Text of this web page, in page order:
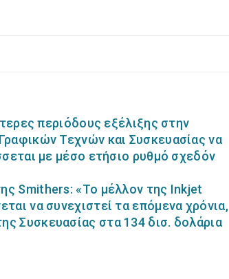
περιόδους εξέλιξης στην
Τεχνών και Συσκευασίας να
με μέσο ετήσιο ρυθμό σχεδόν
Smithers: «Το μέλλον της Inkjet
να συνεχιστεί τα επόμενα χρόνια,
Συσκευασίας στα 134 δισ. δολάρια